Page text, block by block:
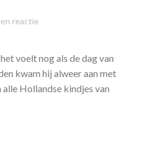
reactie
voelt nog als de dag van
kwam hij alweer aan met
Hollandse kindjes van